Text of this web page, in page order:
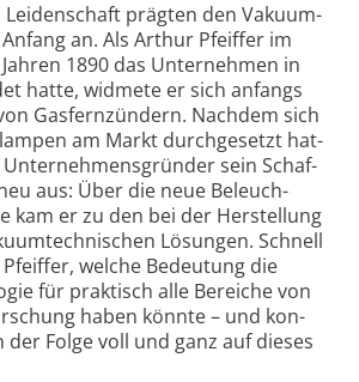
präg­ten den Vaku­um­
an. Als Arthur Pfeif­fer im
1890 das Unter­neh­men in
hatte, wid­mete er sich an­fangs
Gas­fern­zün­dern. Nach­dem sich
am Markt durch­ge­setzt hat­
sein Schaf­
aus: Über die neue Be­leuch­
kam er zu den bei der Her­stel­lung
Lö­sun­gen. Schnell
wel­che Be­deu­tung die
für prak­tisch alle Berei­che von
ha­ben könnte – und kon­
Folge voll und ganz auf dieses